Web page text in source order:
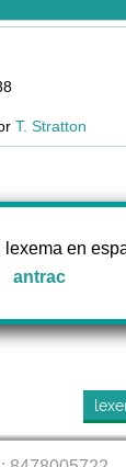
T. Stratton
lexema en
antrac